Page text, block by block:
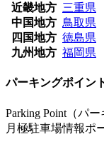
近畿地方 三重県
中国地方 鳥取県
四国地方 徳島県
九州地方 福岡県
パーキングポイン
Parking Point（パ
月極駐車場情報ポ